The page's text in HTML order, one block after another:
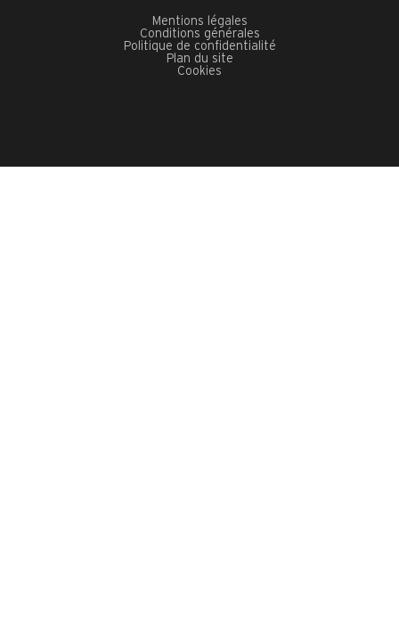
Mentions légales
Conditions générales
Politique de confidentialité
Plan du site
Cookies